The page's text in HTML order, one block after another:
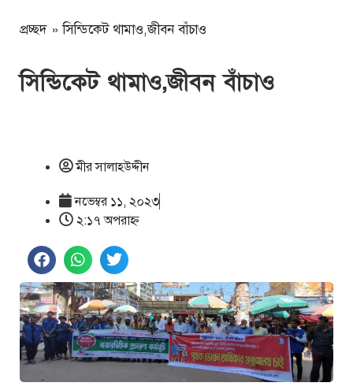
প্রচ্ছদ »সিন্ডিকেট থামাও,জীবন বাঁচাও
সিন্ডিকেট থামাও,জীবন বাঁচাও
মীর সালাহউদ্দীন
নভেম্বর ১১, ২০২৩
২:১৭ অপরাহ্ণ